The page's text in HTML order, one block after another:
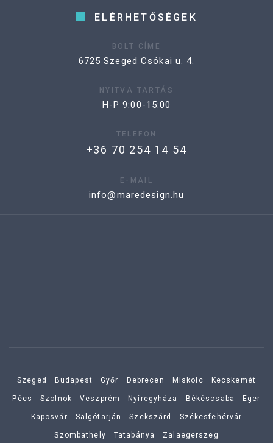
ELÉRHETŐSÉGEK
BOLT CÍME
6725 Szeged Csókai u. 4.
NYITVA TARTÁS
H-P 9:00-15:00
TELEFON
+36 70 254 14 54
E-MAIL
info@maredesign.hu
Szeged Budapest Győr Debrecen Miskolc Kecskemét
Pécs Szolnok Veszprém Nyíregyháza Békéscsaba Eger
Kaposvár Salgótarján Szekszárd Székesfehérvár
Szombathely Tatabánya Zalaegerszeg